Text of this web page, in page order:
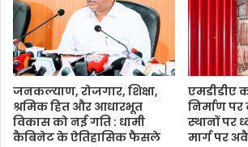
जनकल्याण, रोजगार, शिक्षा,
श्रमिक हित और आधारभूत
विकास को नई गति : धामी
कैबिनेट के ऐतिहासिक फैसले
एमडीडीए
निर्माण
स्थानों पर
मार्ग पर